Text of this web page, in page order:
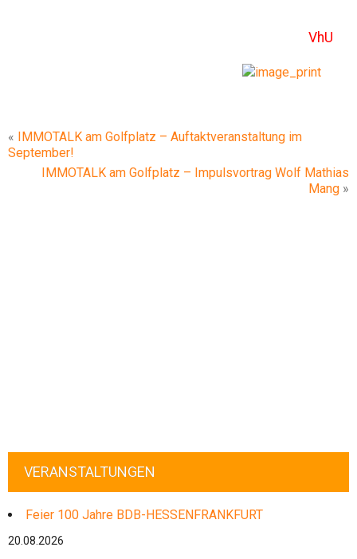
VhU
« IMMOTALK am Golfplatz – Auftaktveranstaltung im
September!
IMMOTALK am Golfplatz – Impulsvortrag Wolf Mathias
Mang »
VERANSTALTUNGEN
Feier 100 Jahre BDB-HESSENFRANKFURT
20.08.2026